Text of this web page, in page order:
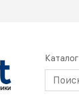
Каталог